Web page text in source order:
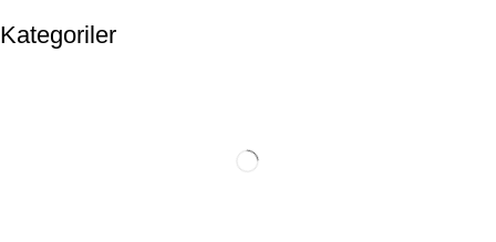
Kategoriler